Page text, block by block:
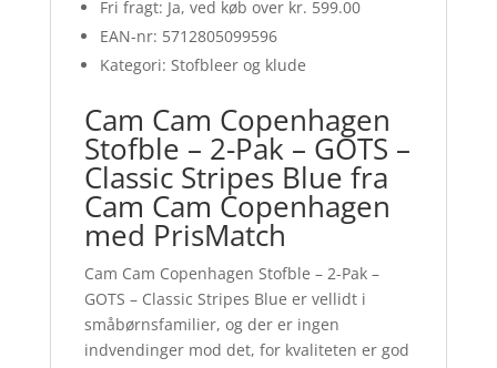
Fri fragt: Ja, ved køb over kr. 599.00
EAN-nr: 5712805099596
Kategori: Stofbleer og klude
Cam Cam Copenhagen
Stofble – 2-Pak – GOTS –
Classic Stripes Blue fra
Cam Cam Copenhagen
med PrisMatch
Cam Cam Copenhagen Stofble – 2-Pak –
GOTS – Classic Stripes Blue er vellidt i
småbørnsfamilier, og der er ingen
indvendinger mod det, for kvaliteten er god